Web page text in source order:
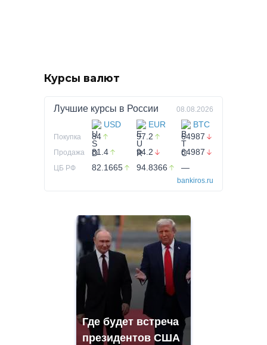
Курсы валют
Лучшие курсы в России 08.08.2026
USD EUR BTC
Покупка 84 97.2 64987
Продажа 81.4 94.2 64987
ЦБ РФ 82.1665 94.8366 —
bankiros.ru
Где будет встреча
президентов США